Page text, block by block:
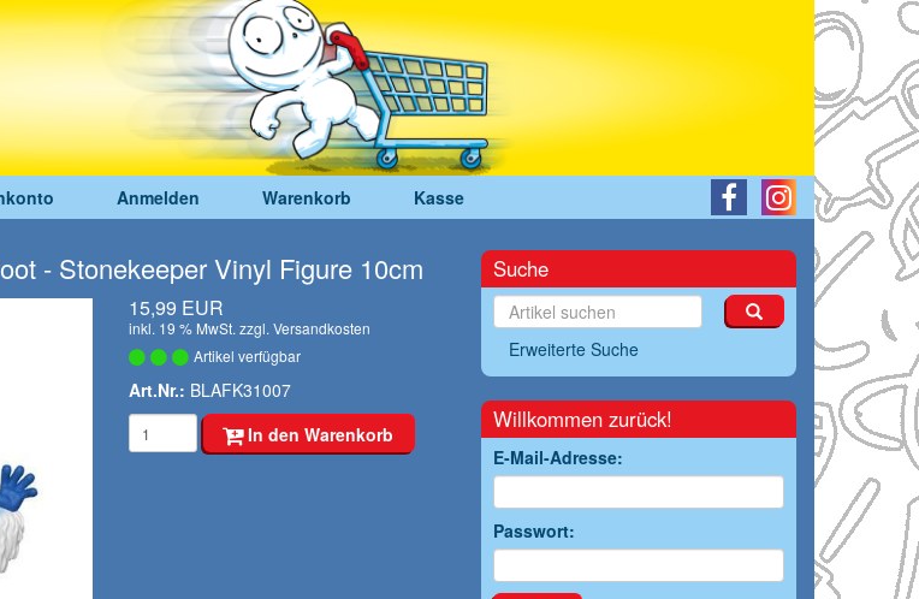
Anmelden Warenkorb Kasse
- Stonekeeper Vinyl Figure 10cm
15,99 EUR
inkl. 19 % MwSt. zzgl. Versandkosten
Artikel verfügbar
Art.Nr.: BLAFK31007
In den Warenkorb
Suche
Erweiterte Suche
Willkommen zurück!
E-Mail-Adresse:
Passwort: